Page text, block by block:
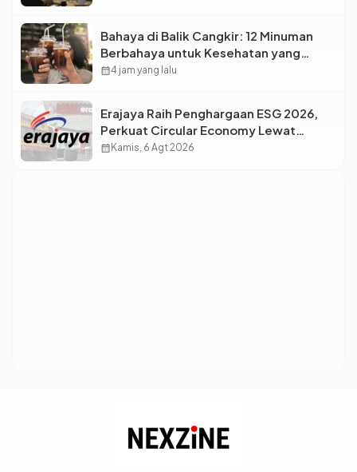
Bahaya di Balik Cangkir: 12 Minuman
Berbahaya untuk Kesehatan yang
Wajib Dihindari Saat Nongkrong
calendar_month4 jam yang lalu
Erajaya Raih Penghargaan ESG 2026,
Perkuat Circular Economy Lewat
Pengelolaan Limbah Berkelanjutan
calendar_month Kamis, 6 Agt 2026